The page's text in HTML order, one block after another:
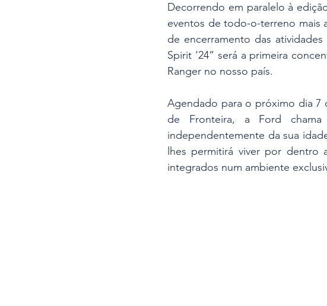
Decorrendo em paralelo à
eventos de todo-o-terreno mais
de encerramento das
Spirit ‘24” será a primeira
Ranger no nosso país.
Agendado para o próximo dia 7
de Fronteira, a Ford
independentemente da sua
lhes permitirá viver por
integrados num ambiente